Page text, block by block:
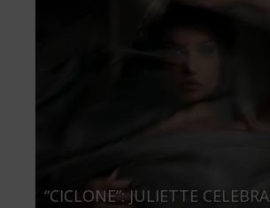
“CICLONE”: JULIETTE CELEBRA